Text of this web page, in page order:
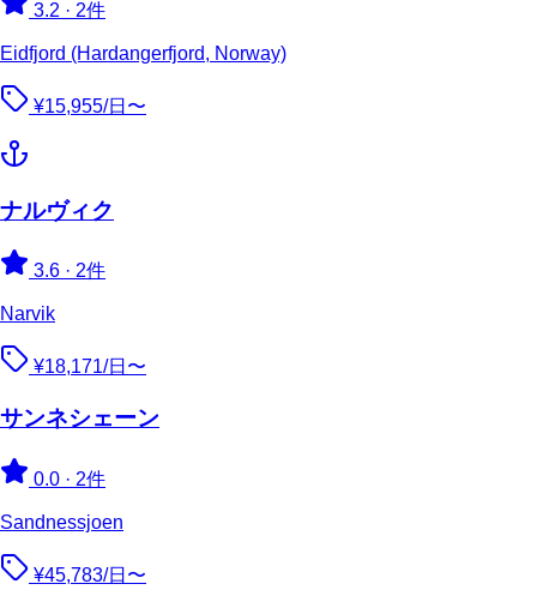
3.2 · 2件
Eidfjord (Hardangerfjord, Norway)
¥15,955/日〜
ナルヴィク
3.6 · 2件
Narvik
¥18,171/日〜
サンネシェーン
0.0 · 2件
Sandnessjoen
¥45,783/日〜